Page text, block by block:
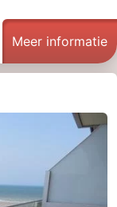
Meer informatie